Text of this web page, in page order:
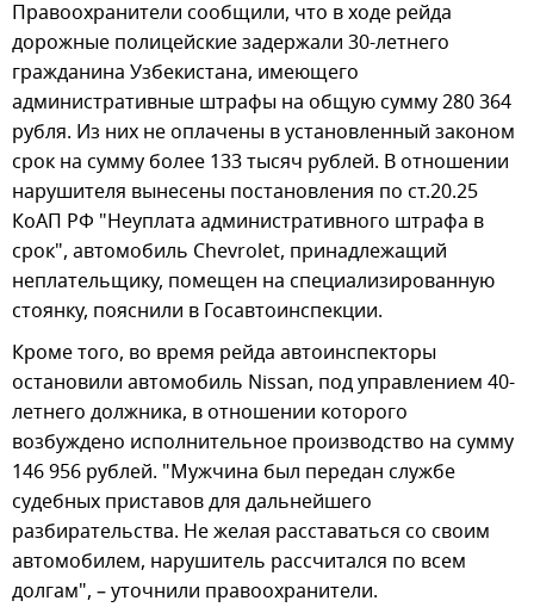
Правоохранители сообщили, что в ходе рейда
дорожные полицейские задержали 30-летнего
гражданина Узбекистана, имеющего
административные штрафы на общую сумму 280 364
рубля. Из них не оплачены в установленный законом
срок на сумму более 133 тысяч рублей. В отношении
нарушителя вынесены постановления по ст.20.25
КоАП РФ "Неуплата административного штрафа в
срок", автомобиль Chevrolet, принадлежащий
неплательщику, помещен на специализированную
стоянку, пояснили в Госавтоинспекции.
Кроме того, во время рейда автоинспекторы
остановили автомобиль Nissan, под управлением 40-
летнего должника, в отношении которого
возбуждено исполнительное производство на сумму
146 956 рублей. "Мужчина был передан службе
судебных приставов для дальнейшего
разбирательства. Не желая расставаться со своим
автомобилем, нарушитель рассчитался по всем
долгам", – уточнили правоохранители.